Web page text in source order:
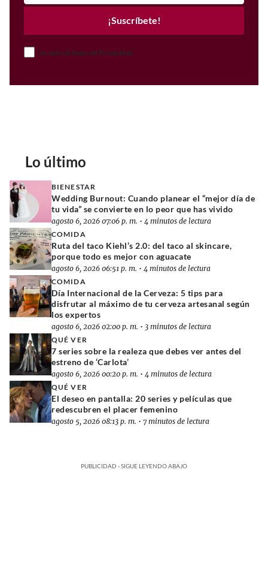
¡Suscríbete!
Acepto el Aviso de Privacidad
Lo último
BIENESTAR
Wedding Burnout: Cuando planear el “mejor día de
tu vida” se convierte en lo peor que has vivido
agosto 6, 2026 07:06 p. m. • 4 minutos de lectura
COMIDA
Ruta del taco Kiehl’s 2.0: del taco al skincare,
porque todo es mejor con aguacate
agosto 6, 2026 06:51 p. m. • 4 minutos de lectura
COMIDA
Día Internacional de la Cerveza: 5 tips para
disfrutar al máximo de tu cerveza artesanal según
los expertos
agosto 6, 2026 02:00 p. m. • 3 minutos de lectura
QUÉ VER
7 series sobre la realeza que debes ver antes del
estreno de ‘Carlota’
agosto 6, 2026 00:20 p. m. • 4 minutos de lectura
QUÉ VER
El deseo en pantalla: 20 series y películas que
redescubren el placer femenino
agosto 5, 2026 08:13 p. m. • 7 minutos de lectura
PUBLICIDAD - SIGUE LEYENDO ABAJO